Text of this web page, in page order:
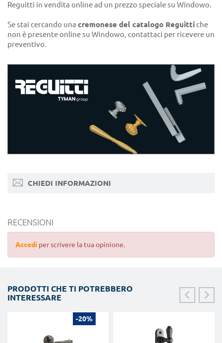
Reguitti in vendita online ad un prezzo speciale su Windowo.
Se stai cercando una cremonese del catalogo Reguittiche
non è presente online su Windowo, contattaci per ricevere un
preventivo.
CHIEDI INFORMAZIONI
RECENSIONI
Accedi per scrivere la tua opinione.
PRODOTTI CHE TI POTREBBERO
INTERESSARE
-20%